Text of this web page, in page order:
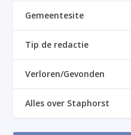
Gemeentesite
Tip de redactie
Verloren/Gevonden
Alles over Staphorst